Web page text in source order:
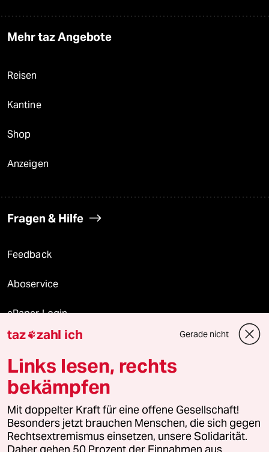
Mehr taz Angebote
Reisen
Kantine
Shop
Anzeigen
Fragen & Hilfe
Feedback
Aboservice
ePaper Login
Downloads für Abonnierende
© 2026 taz Verlags und Vertriebs GmbH
Alle Rechte vorbehalten. Bei rechtlichen Fragen oder für Genehmigungen
wenden Sie sich bitte an
lizenzen@taz.de
taz zahl ich Gerade nicht
Links lesen, rechts
bekämpfen
Mit doppelter Kraft für eine offene Gesellschaft!
Besonders jetzt brauchen Menschen, die sich gegen
Rechtsextremismus einsetzen, unsere Solidarität.